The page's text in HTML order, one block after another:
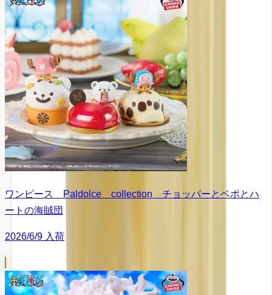
ワンピース Paldolce collection チョッパーとベポとハ
ートの海賊団
2026/6/9 入荷